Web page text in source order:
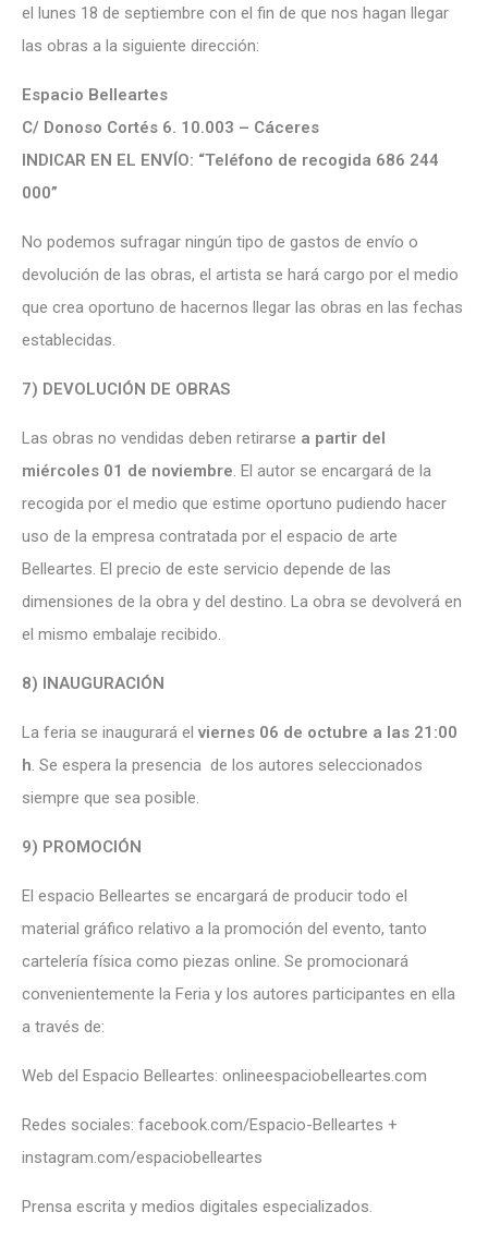
el lunes 18 de septiembre con el fin de que nos hagan llegar
las obras a la siguiente dirección:
Espacio Belleartes
C/ Donoso Cortés 6. 10.003 – Cáceres
INDICAR EN EL ENVÍO: “Teléfono de recogida 686 244
000”
No podemos sufragar ningún tipo de gastos de envío o
devolución de las obras, el artista se hará cargo por el medio
que crea oportuno de hacernos llegar las obras en las fechas
establecidas.
7) DEVOLUCIÓN DE OBRAS
Las obras no vendidas deben retirarse a partir del
miércoles 01 de noviembre. El autor se encargará de la
recogida por el medio que estime oportuno pudiendo hacer
uso de la empresa contratada por el espacio de arte
Belleartes. El precio de este servicio depende de las
dimensiones de la obra y del destino. La obra se devolverá en
el mismo embalaje recibido.
8) INAUGURACIÓN
La feria se inaugurará el viernes 06 de octubre a las 21:00
h. Se espera la presencia de los autores seleccionados
siempre que sea posible.
9) PROMOCIÓN
El espacio Belleartes se encargará de producir todo el
material gráfico relativo a la promoción del evento, tanto
cartelería física como piezas online. Se promocionará
convenientemente la Feria y los autores participantes en ella
a través de:
Web del Espacio Belleartes: onlineespaciobelleartes.com
Redes sociales: facebook.com/Espacio-Belleartes +
instagram.com/espaciobelleartes
Prensa escrita y medios digitales especializados.